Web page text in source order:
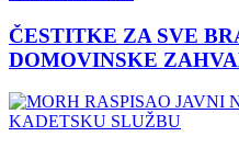
ČESTITKE ZA SVE
DOMOVINSKE